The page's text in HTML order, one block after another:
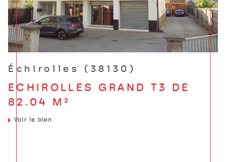
Échirolles (38130)
ECHIROLLES GRAND T3 DE
82.04 M²
Voir le bien